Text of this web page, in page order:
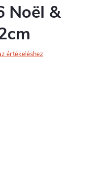
Noël &
értékeléshez